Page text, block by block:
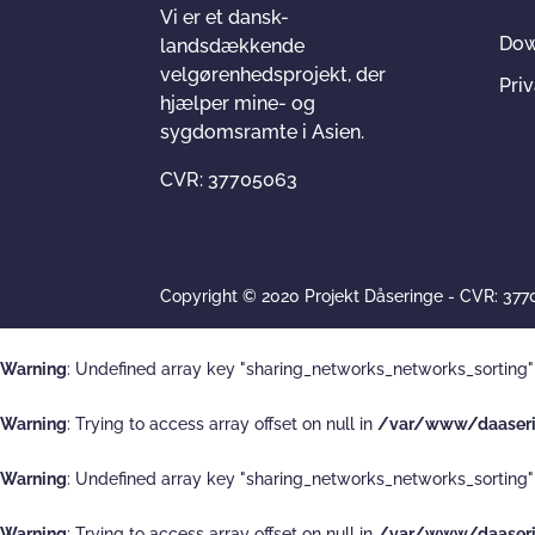
Vi er et dansk-
landsdækkende
velgørenhedsprojekt, der
hjælper mine- og
sygdomsramte i Asien.
CVR: 37705063
Copyright © 2020 Projekt Dåseringe - CVR:
Warning: Undefined array key
Warning: Trying to access array offset on null in /var/www/
Warning: Undefined array key